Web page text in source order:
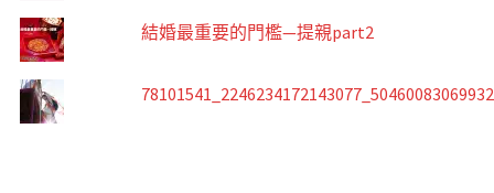
結婚最重要的門檻—提親part2